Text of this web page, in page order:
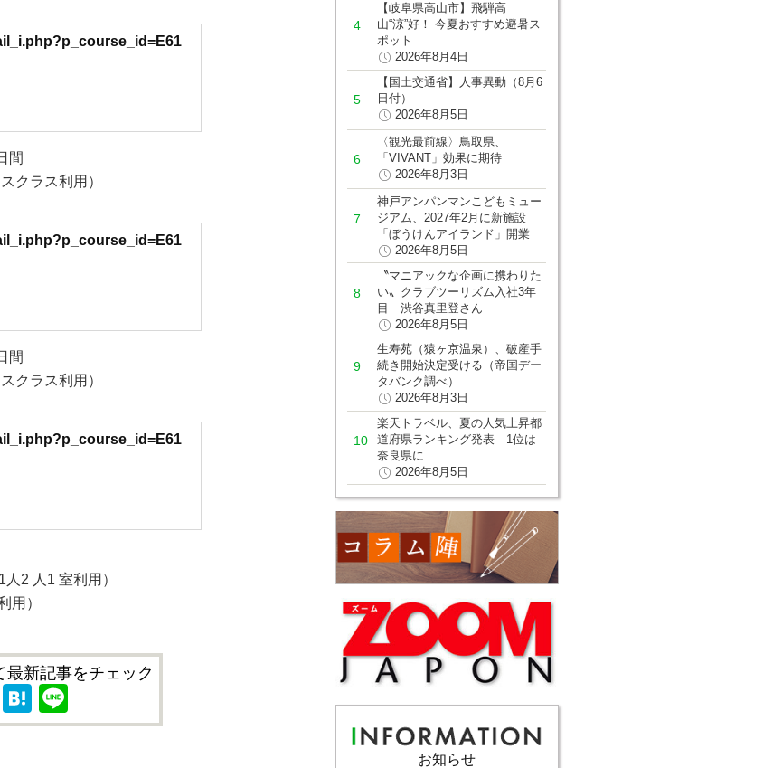
間
クラス利用）
間
クラス利用）
2 人1 室利用）
用）
新記事をチェック
Facebook
Hatena
【岐阜県高山市】飛騨高
山“涼”好！ 今夏おすすめ避暑ス
ポット
2026年8月4日
【国土交通省】人事異動（8月6
日付）
2026年8月5日
〈観光最前線〉鳥取県、
「VIVANT」効果に期待
2026年8月3日
神戸アンパンマンこどもミュー
ジアム、2027年2月に新施設
「ぼうけんアイランド」開業
2026年8月5日
〝マニアックな企画に携わりた
い〟クラブツーリズム入社3年
目 渋谷真里登さん
2026年8月5日
生寿苑（猿ヶ京温泉）、破産手
続き開始決定受ける（帝国デー
タバンク調べ）
2026年8月3日
楽天トラベル、夏の人気上昇都
道府県ランキング発表 1位は
奈良県に
2026年8月5日
お知らせ